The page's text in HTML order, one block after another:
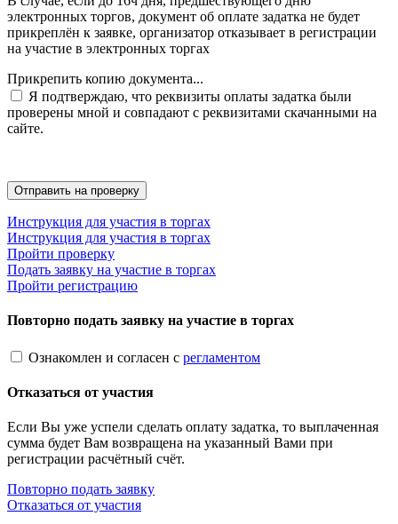
электронных торгов, документ об оплате задатка не будет
прикреплён к заявке, организатор отказывает в регистрации
на участие в электронных торгах
Прикрепить копию документа...
Я подтверждаю, что реквизиты оплаты задатка были
проверены мной и совпадают с реквизитами скачанными на
сайте.
Инструкция для участия в торгах
Инструкция для участия в торгах
Пройти проверку
Подать заявку на участие в торгах
Пройти регистрацию
Повторно подать заявку на участие в торгах
Ознакомлен и согласен с регламентом
Отказаться от участия
Если Вы уже успели сделать оплату задатка, то выплаченная
сумма будет Вам возвращена на указанный Вами при
регистрации расчётный счёт.
Повторно подать заявку
Отказаться от участия